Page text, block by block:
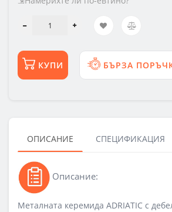
КУПИ БЪРЗА
ОПИСАНИЕ СПЕЦИФИКАЦИЯ
Описание:
Металната керемида ADRIATIC с